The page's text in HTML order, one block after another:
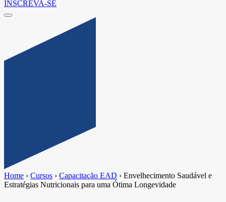
INSCREVA-SE
Home › Cursos › Capacitação EAD › Envelhecimento Saudável e
Estratégias Nutricionais para uma Ótima Longevidade